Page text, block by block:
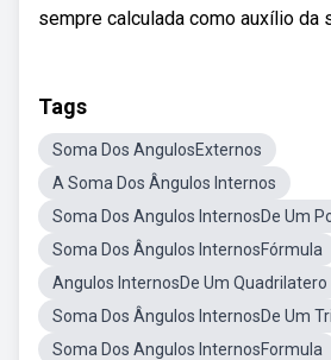
sempre calculada como auxílio da
Tags
Soma Dos AngulosExternos
A Soma Dos Ângulos Internos
Soma Dos Angulos InternosDe Um
Soma Dos Ângulos InternosFórmula
Angulos InternosDe Um Quadrilatero
Soma Dos Ângulos InternosDe Um
Soma Dos Angulos InternosFormula